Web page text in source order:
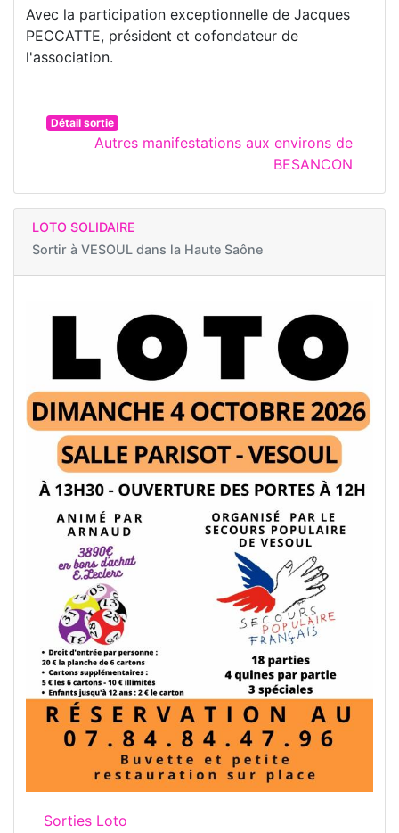
Avec la participation exceptionnelle de Jacques
PECCATTE, président et cofondateur de
l'association.
Détail sortie
Autres manifestations aux environs de
BESANCON
LOTO SOLIDAIRE
Sortir à VESOUL dans la Haute Saône
Sorties Loto